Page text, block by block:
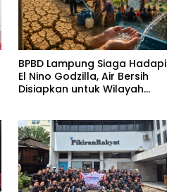
BPBD Lampung Siaga Hadapi
El Nino Godzilla, Air Bersih
Disiapkan untuk Wilayah